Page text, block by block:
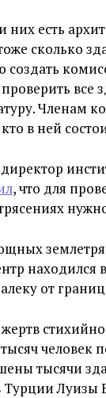
них есть
сколько
создать
все
Членам
в ней
, что для
находился
от
человек
тысячи
Луизы